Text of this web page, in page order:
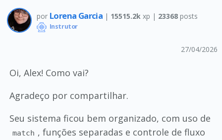
por Lorena Garcia | 15515.2kxp | 23368posts
Instrutor
27/04/2026
Oi, Alex! Como vai?
Agradeço por compartilhar.
Seu sistema ficou bem organizado, com uso de
match , funções separadas e controle de fluxo